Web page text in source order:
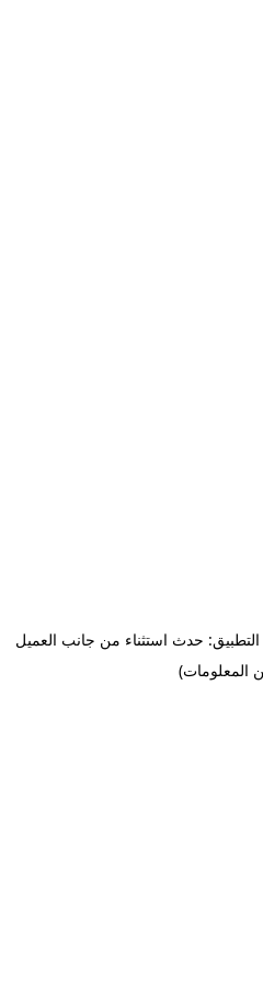
حدث استثناء من جانب العميل
المعلومات)